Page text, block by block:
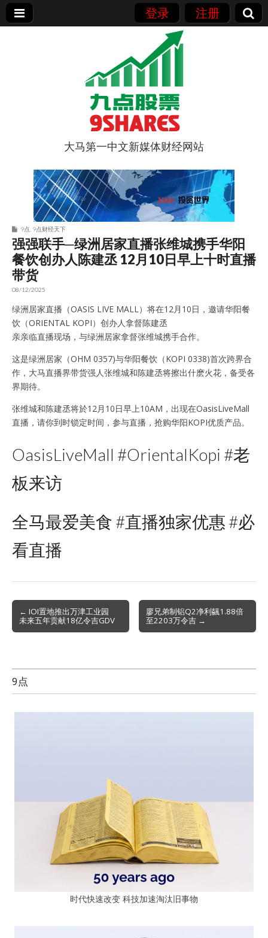
登录 注册
9点股票
大马第一中文新媒体财经网站
9点 9点财经天下
强强联手─绿洲居家直播张维城携手华阳
餐饮创办人陈建丞 12月10日早上十时直播
带货
08/12/2025
绿洲居家直播（OASIS LIVE MALL）将在12月10日，邀请华阳餐
饮（ORIENTAL KOPI）创办人拿督陈建丞
亲亲临直播现场，与绿洲居家拿督张维城携手合作。
这是绿洲居家（OHM 0357)与华阳餐饮（KOPI 0338)首次跨界合
作，大马直播界带货强人张维城和陈建丞将擦出什麽火花，备受各
界期待。
张维城和陈建丞将於12月10日早上10AM，出现在OasisLiveMall
直播，请你到时锁定时间，参与直播，抢购华阳KOPI优质产品。
OasisLiveMall #OrientalKopi #老
板来访
全马最爱美食 #直播独家优惠 #必
看直播
Post
navigation
← IOI置地推出万津工业园
未来五年贡献18亿令吉GDV
廖兄弟制铝Q2净利飊1.88倍
至2203万令吉 →
9点
时代快速改变 科技加速淘汰旧事物